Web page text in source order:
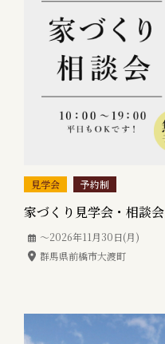
見学会 予約制
家づくり見学会・相談会
〜2026年11月30日(月)
群馬県前橋市大渡町